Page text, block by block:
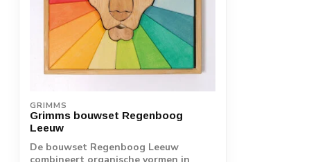
GRIMMS
Grimms bouwset Regenboog
Leeuw
De bouwset Regenboog Leeuw